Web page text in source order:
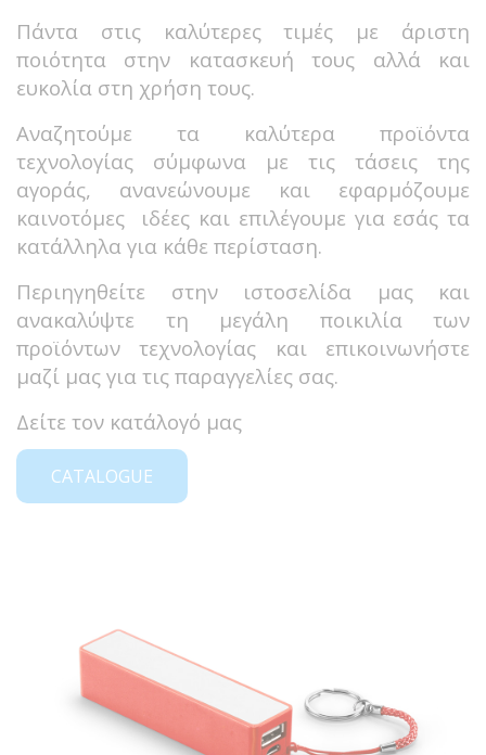
Πάντα στις καλύτερες τιμές με άριστη
ποιότητα στην κατασκευή τους αλλά και
ευκολία στη χρήση τους.
Αναζητούμε τα καλύτερα προϊόντα
τεχνολογίας σύμφωνα με τις τάσεις της
αγοράς, ανανεώνουμε και εφαρμόζουμε
καινοτόμες ιδέες και επιλέγουμε για εσάς τα
κατάλληλα για κάθε περίσταση.
Περιηγηθείτε στην ιστοσελίδα μας και
ανακαλύψτε τη μεγάλη ποικιλία των
προϊόντων τεχνολογίας και επικοινωνήστε
μαζί μας για τις παραγγελίες σας.
Δείτε τον κατάλογό μας
CATALOGUE